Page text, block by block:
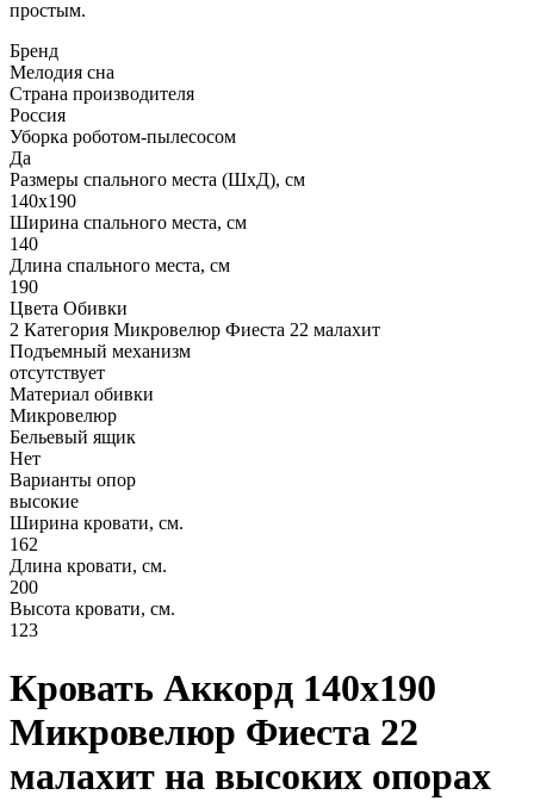
простым.
Бренд
Мелодия сна
Страна производителя
Россия
Уборка роботом-пылесосом
Да
Размеры спального места (ШхД), см
140х190
Ширина спального места, см
140
Длина спального места, см
190
Цвета Обивки
2 Категория Микровелюр Фиеста 22 малахит
Подъемный механизм
отсутствует
Материал обивки
Микровелюр
Бельевый ящик
Нет
Варианты опор
высокие
Ширина кровати, см.
162
Длина кровати, см.
200
Высота кровати, см.
123
Кровать Аккорд 140х190
Микровелюр Фиеста 22
малахит на высоких опорах